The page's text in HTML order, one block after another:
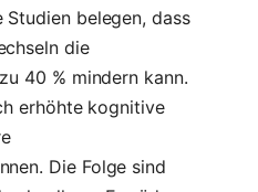
belegen, dass
die
40 % mindern kann.
erhöhte kognitive
Die Folge sind